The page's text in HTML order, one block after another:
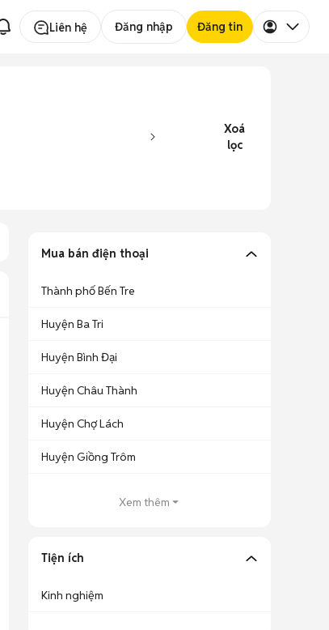
Liên hệ Đăng nhập Đăng tin
Xoá
lọc
Mua bán điện thoại
Thành phố Bến Tre
Huyện Ba Tri
Huyện Bình Đại
Huyện Châu Thành
Huyện Chợ Lách
Huyện Giồng Trôm
Xem thêm
Tiện ích
Kinh nghiệm